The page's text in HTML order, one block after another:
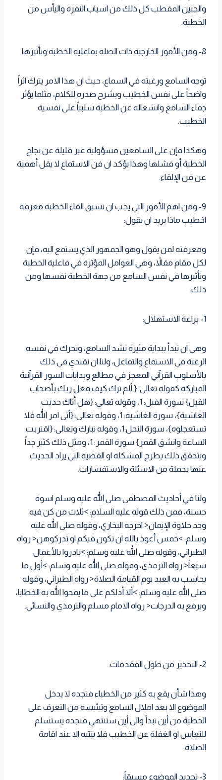
والجبين المقطب كل ذلك من اسباب النفرة واليأس من
الخطبة.
8- ومن الأمور الخارجية ذات الصلة بفاعلية الخطبة وتأثيرها:
توجه السامع ورغبته في السماع، حيث ان هذا الامر يترك اثراً
واضحاً على نفس الخطيب ويشرح صدره للكلام، مثلما يؤثر
جفاء السامع وانشغاله عن الخطبة سلبياً على نفسية
الخطيب.
وهكذا فإن على السامعين مسؤولية غير قليلة عن نجاح
الخطبة أو فشلها وهذا يؤكد ان فن الاستماع لا يقل أهمية
عن فن الإلقاء.
9- ومن اهم الأمور التي يجب ان تسبق القاء الخطبة معرفة
اخطيب ماذا يريد ان يقول:
ومعرفته لمن يقول وهو الجمهور الذي يستمع اليه، فإن
لكل مقام مقالاً، وهي العوامل المؤثرة في فاعلية الخطبة
وتأثيرها في نفس السامع من جهة الخطبة نفسها ومن
ذلك:
1- براعة الاستهلال:
وهي ان تبدأ ببداية مثيرة تشد السامع، وتحرك في نفسه
الرغبة في الاستماع والتفاعل، ولنا ان نقتدي في ذلك
بالأسلوب القرآني المعجز في مطالع وبدايات السور القرآنية
المباركة كقوله تعالى: { ألم ترك كيف فعل ربك بأصحاب
الفيل} سورة الفيل: 1، وقوله تعالى: {هل أتاك حديث
الغاشية}، سورة الغاشية: 1، وقوله تعالى: {أتى امر الله فلا
تستعجلوه}، سورة النحل:1، وقوله تبارك وتعالى: {اقتربت
الساعة وانشق القمر} سورة القمر: 1، ومثل ذلك كثير جداً
ويتحقق ذلك بطرح المشكلة او القضية التي يراد الحديث
عنها بجملة من الاسئلة والاستفسارات.
ولنا في أحاديث المصطفى صلى الله عليه وسلم اسوة
حسنة، فمن ذلك قوله عليه السلام: >ثلاث من كن فيه
وجد حلاوة الإيمان< اخرجه البخاري، وقوله صلى الله عليه
وسلم: >خمس أعوذ بالله ان تكون فيكم او تدركوهن< رواه
الطبراني، وقوله صلى الله عليه وسلم: >بادروا بالأعمال
سبعاً< رواه الترمذي، وقوله صلى الله عليه وسلم: >أول ما
يحاسب به العبد يوم القيامة الصلاة< رواه الطبراني، وقوله
صلى الله عليه وسلم: >ألا أدلكم على ما يمحوا الله به الخطايا،
ويرفع به الدرجات< رواه الامام مسلم والترمذي والنسائي.
2- التحذير من طول المقدمات:
وهذا شأن يقع به كثير من الخطباء فتجده لا يدخل
الموضوع الا بعد املال السامع وتيئيسه من التعرف على
الخطبة من أين تبدأ والى أين ستنتهي فتجده يستسلم
للنعاس او الغفلة عن الخطيب فلا ينتبه الا عند اقامة
الصلاة.
3- تحديد الموضوع مسبقاً: